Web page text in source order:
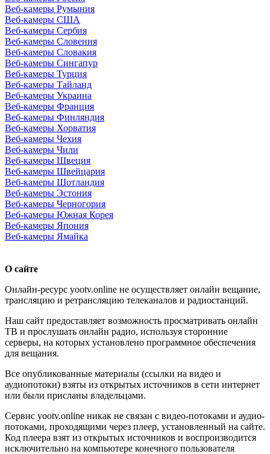
Веб-камеры Румыния
Веб-камеры США
Веб-камеры Сербия
Веб-камеры Словения
Веб-камеры Словакия
Веб-камеры Сингапур
Веб-камеры Турция
Веб-камеры Тайланд
Веб-камеры Украина
Веб-камеры Франция
Веб-камеры Финляндия
Веб-камеры Хорватия
Веб-камеры Чехия
Веб-камеры Чили
Веб-камеры Швеция
Веб-камеры Швейцария
Веб-камеры Шотландия
Веб-камеры Эстония
Веб-камеры Черногория
Веб-камеры Южная Корея
Веб-камеры Япония
Веб-камеры Ямайка
О сайте
Онлайн-ресурс yootv.online не осуществляет онлайн вещание,
трансляцию и ретрансляцию телеканалов и радиостанций.
Наш сайт предоставляет возможность просматривать онлайн
ТВ и прослушать онлайн радио, используя сторонние
серверы, на которых установлено программное обеспечения
для вещания.
Все опубликованные материалы (ссылки на видео и
аудиопотоки) взяты из открытых источников в сети интернет
или были присланы владельцами.
Сервис yootv.online никак не связан с видео-потоками и аудио-
потоками, проходящими через плеер, установленный на сайте.
Код плеера взят из открытых источников и воспроизводится
исключительно на компьютере конечного пользователя